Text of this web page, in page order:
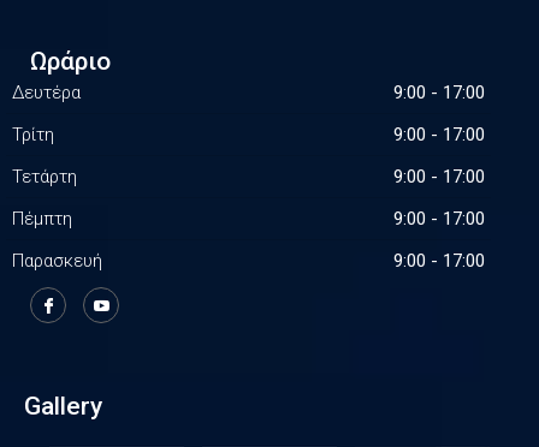
Ωράριο
Δευτέρα
9:00 - 17:00
Τρίτη
9:00 - 17:00
Τετάρτη
9:00 - 17:00
Πέμπτη
9:00 - 17:00
Παρασκευή
9:00 - 17:00
Gallery